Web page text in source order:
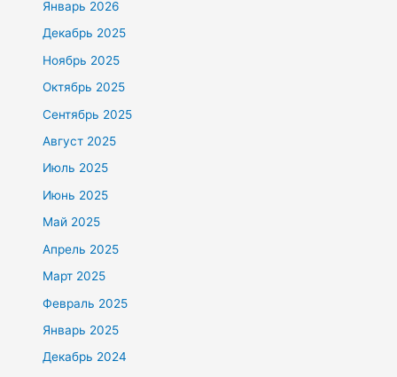
Январь 2026
Декабрь 2025
Ноябрь 2025
Октябрь 2025
Сентябрь 2025
Август 2025
Июль 2025
Июнь 2025
Май 2025
Апрель 2025
Март 2025
Февраль 2025
Январь 2025
Декабрь 2024